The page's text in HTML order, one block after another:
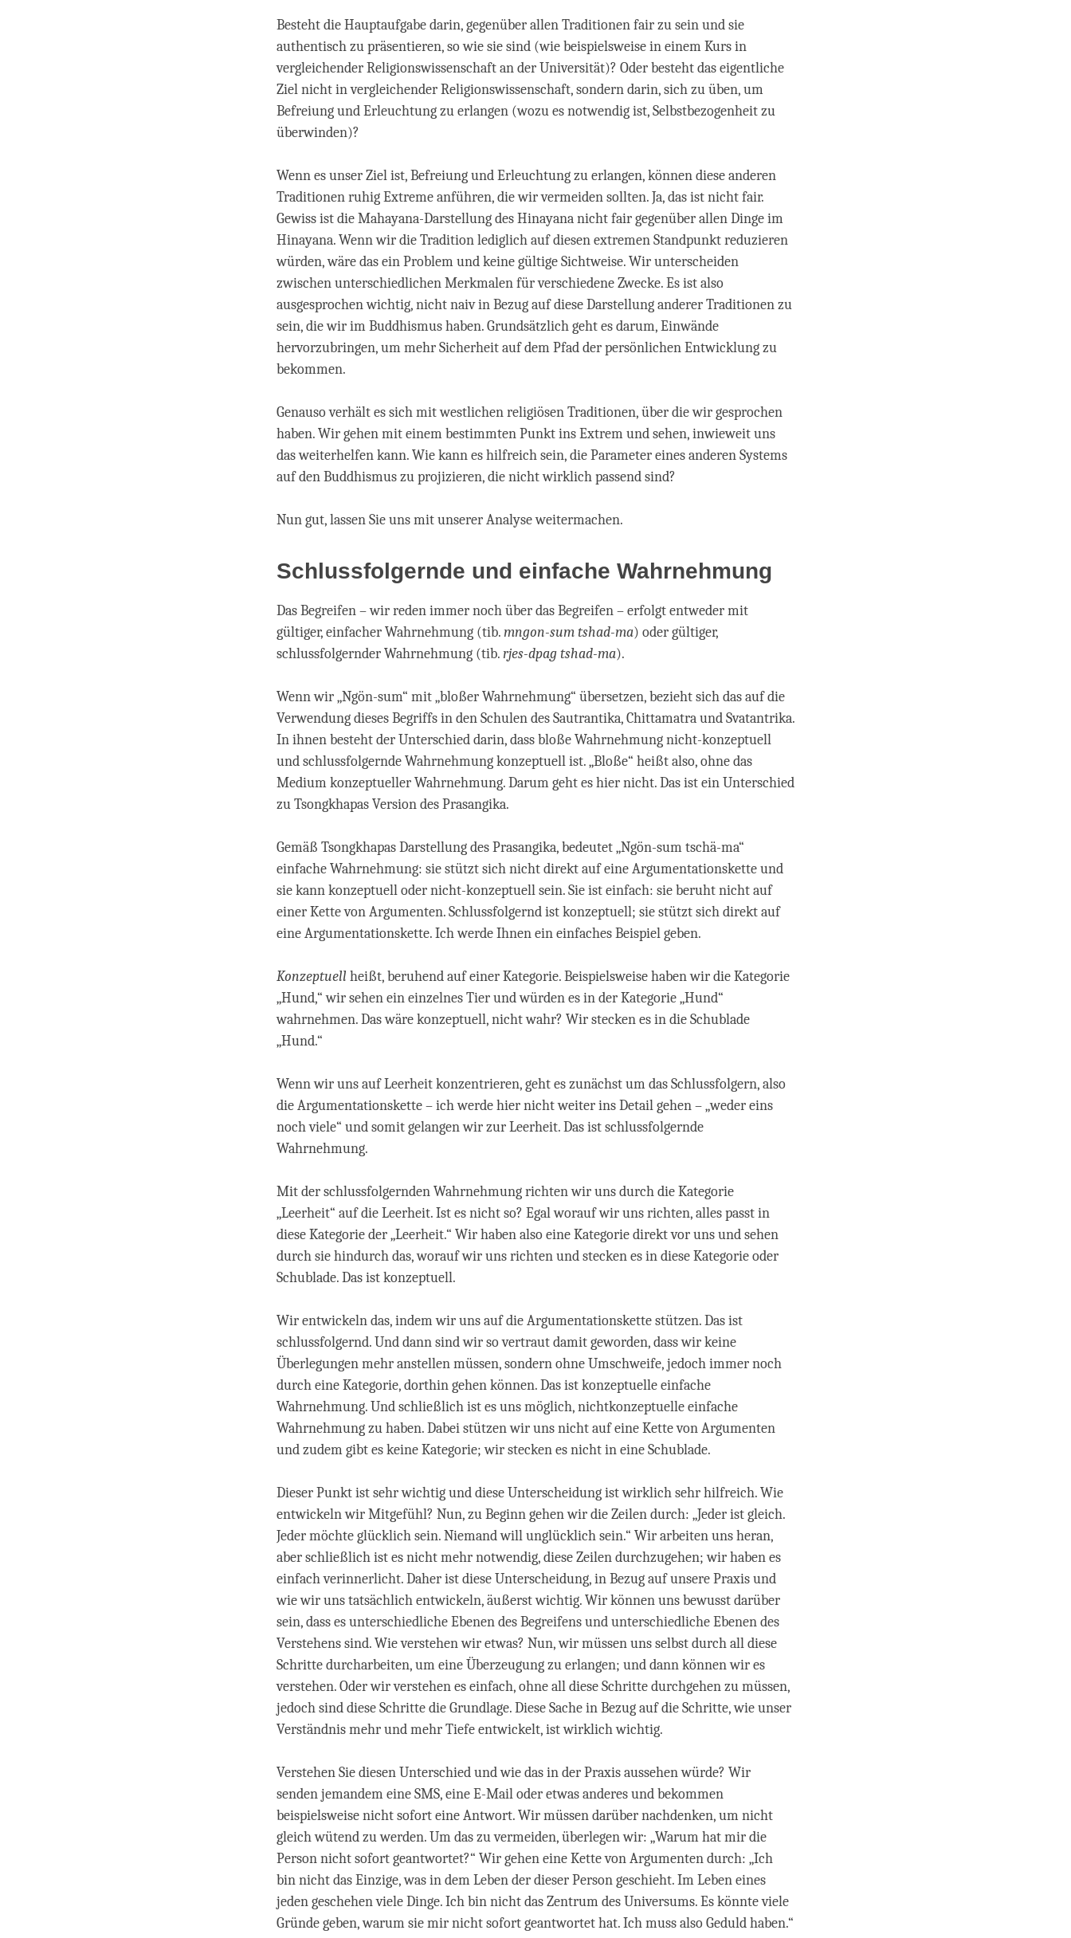
Besteht die Hauptaufgabe darin, gegenüber allen Traditionen fair zu sein und sie
authentisch zu präsentieren, so wie sie sind (wie beispielsweise in einem Kurs in
vergleichender Religionswissenschaft an der Universität)? Oder besteht das eigentliche
Ziel nicht in vergleichender Religionswissenschaft, sondern darin, sich zu üben, um
Befreiung und Erleuchtung zu erlangen (wozu es notwendig ist, Selbstbezogenheit zu
überwinden)?
Wenn es unser Ziel ist, Befreiung und Erleuchtung zu erlangen, können diese anderen
Traditionen ruhig Extreme anführen, die wir vermeiden sollten. Ja, das ist nicht fair.
Gewiss ist die Mahayana-Darstellung des Hinayana nicht fair gegenüber allen Dinge im
Hinayana. Wenn wir die Tradition lediglich auf diesen extremen Standpunkt reduzieren
würden, wäre das ein Problem und keine gültige Sichtweise. Wir unterscheiden
zwischen unterschiedlichen Merkmalen für verschiedene Zwecke. Es ist also
ausgesprochen wichtig, nicht naiv in Bezug auf diese Darstellung anderer Traditionen zu
sein, die wir im Buddhismus haben. Grundsätzlich geht es darum, Einwände
hervorzubringen, um mehr Sicherheit auf dem Pfad der persönlichen Entwicklung zu
bekommen.
Genauso verhält es sich mit westlichen religiösen Traditionen, über die wir gesprochen
haben. Wir gehen mit einem bestimmten Punkt ins Extrem und sehen, inwieweit uns
das weiterhelfen kann. Wie kann es hilfreich sein, die Parameter eines anderen Systems
auf den Buddhismus zu projizieren, die nicht wirklich passend sind?
Nun gut, lassen Sie uns mit unserer Analyse weitermachen.
Schlussfolgernde und einfache Wahrnehmung
Das Begreifen – wir reden immer noch über das Begreifen – erfolgt entweder mit
gültiger, einfacher Wahrnehmung (tib.mngon-sum tshad-ma) oder gültiger,
schlussfolgernder Wahrnehmung (tib.rjes-dpag tshad-ma).
Wenn wir „Ngön-sum“ mit „bloßer Wahrnehmung“ übersetzen, bezieht sich das auf die
Verwendung dieses Begriffs in den Schulen des Sautrantika, Chittamatra und Svatantrika.
In ihnen besteht der Unterschied darin, dass bloße Wahrnehmung nicht-konzeptuell
und schlussfolgernde Wahrnehmung konzeptuell ist. „Bloße“ heißt also, ohne das
Medium konzeptueller Wahrnehmung. Darum geht es hier nicht. Das ist ein Unterschied
zu Tsongkhapas Version des Prasangika.
Gemäß Tsongkhapas Darstellung des Prasangika, bedeutet „Ngön-sum tschä-ma“
einfache Wahrnehmung: sie stützt sich nicht direkt auf eine Argumentationskette und
sie kann konzeptuell oder nicht-konzeptuell sein. Sie ist einfach: sie beruht nicht auf
einer Kette von Argumenten. Schlussfolgernd ist konzeptuell; sie stützt sich direkt auf
eine Argumentationskette. Ich werde Ihnen ein einfaches Beispiel geben.
Konzeptuell heißt, beruhend auf einer Kategorie. Beispielsweise haben wir die Kategorie
„Hund,“ wir sehen ein einzelnes Tier und würden es in der Kategorie „Hund“
wahrnehmen. Das wäre konzeptuell, nicht wahr? Wir stecken es in die Schublade
„Hund.“
Wenn wir uns auf Leerheit konzentrieren, geht es zunächst um das Schlussfolgern, also
die Argumentationskette – ich werde hier nicht weiter ins Detail gehen – „weder eins
noch viele“ und somit gelangen wir zur Leerheit. Das ist schlussfolgernde
Wahrnehmung.
Mit der schlussfolgernden Wahrnehmung richten wir uns durch die Kategorie
„Leerheit“ auf die Leerheit. Ist es nicht so? Egal worauf wir uns richten, alles passt in
diese Kategorie der „Leerheit.“ Wir haben also eine Kategorie direkt vor uns und sehen
durch sie hindurch das, worauf wir uns richten und stecken es in diese Kategorie oder
Schublade. Das ist konzeptuell.
Wir entwickeln das, indem wir uns auf die Argumentationskette stützen. Das ist
schlussfolgernd. Und dann sind wir so vertraut damit geworden, dass wir keine
Überlegungen mehr anstellen müssen, sondern ohne Umschweife, jedoch immer noch
durch eine Kategorie, dorthin gehen können. Das ist konzeptuelle einfache
Wahrnehmung. Und schließlich ist es uns möglich, nichtkonzeptuelle einfache
Wahrnehmung zu haben. Dabei stützen wir uns nicht auf eine Kette von Argumenten
und zudem gibt es keine Kategorie; wir stecken es nicht in eine Schublade.
Dieser Punkt ist sehr wichtig und diese Unterscheidung ist wirklich sehr hilfreich. Wie
entwickeln wir Mitgefühl? Nun, zu Beginn gehen wir die Zeilen durch: „Jeder ist gleich.
Jeder möchte glücklich sein. Niemand will unglücklich sein.“ Wir arbeiten uns heran,
aber schließlich ist es nicht mehr notwendig, diese Zeilen durchzugehen; wir haben es
einfach verinnerlicht. Daher ist diese Unterscheidung, in Bezug auf unsere Praxis und
wie wir uns tatsächlich entwickeln, äußerst wichtig. Wir können uns bewusst darüber
sein, dass es unterschiedliche Ebenen des Begreifens und unterschiedliche Ebenen des
Verstehens sind. Wie verstehen wir etwas? Nun, wir müssen uns selbst durch all diese
Schritte durcharbeiten, um eine Überzeugung zu erlangen; und dann können wir es
verstehen. Oder wir verstehen es einfach, ohne all diese Schritte durchgehen zu müssen,
jedoch sind diese Schritte die Grundlage. Diese Sache in Bezug auf die Schritte, wie unser
Verständnis mehr und mehr Tiefe entwickelt, ist wirklich wichtig.
Verstehen Sie diesen Unterschied und wie das in der Praxis aussehen würde? Wir
senden jemandem eine SMS, eine E-Mail oder etwas anderes und bekommen
beispielsweise nicht sofort eine Antwort. Wir müssen darüber nachdenken, um nicht
gleich wütend zu werden. Um das zu vermeiden, überlegen wir: „Warum hat mir die
Person nicht sofort geantwortet?“ Wir gehen eine Kette von Argumenten durch: „Ich
bin nicht das Einzige, was in dem Leben der dieser Person geschieht. Im Leben eines
jeden geschehen viele Dinge. Ich bin nicht das Zentrum des Universums. Es könnte viele
Gründe geben, warum sie mir nicht sofort geantwortet hat. Ich muss also Geduld haben.“